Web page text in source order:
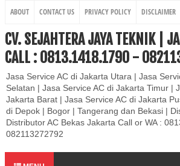
ABOUT CONTACT US PRIVACY POLICY DISCLAIMER
CV. SEJAHTERA JAYA TEKNIK |
CALL : 0813.1418.1790 -
Jasa Service AC di Jakarta Utara | Jasa
Selatan | Jasa Service AC di Jakarta Timur |
Jakarta Barat | Jasa Service AC di Jakarta
di Depok | Bogor | Tangerang dan Bekasi |
Distributor AC Bekas Jakarta Call or WA :
082113272792